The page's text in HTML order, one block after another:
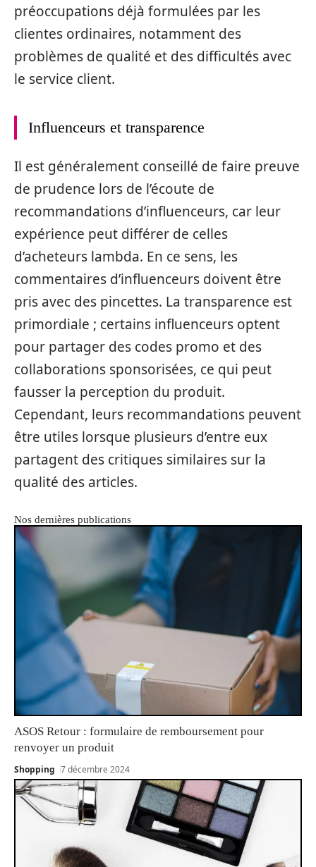
préoccupations déjà formulées par les
clientes ordinaires, notamment des
problèmes de qualité et des difficultés avec
le service client.
Influenceurs et transparence
Il est généralement conseillé de faire preuve
de prudence lors de l’écoute de
recommandations d’influenceurs, car leur
expérience peut différer de celles
d’acheteurs lambda. En ce sens, les
commentaires d’influenceurs doivent être
pris avec des pincettes. La transparence est
primordiale ; certains influenceurs optent
pour partager des codes promo et des
collaborations sponsorisées, ce qui peut
fausser la perception du produit.
Cependant, leurs recommandations peuvent
être utiles lorsque plusieurs d’entre eux
partagent des critiques similaires sur la
qualité des articles.
Nos dernières publications
ASOS Retour : formulaire de remboursement pour
renvoyer un produit
Shopping 7 décembre 2024